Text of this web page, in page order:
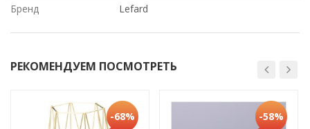
Бренд
Lefard
РЕКОМЕНДУЕМ ПОСМОТРЕТЬ
-68% -58%